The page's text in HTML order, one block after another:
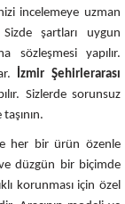
incelemeye uzman
şartları uygun
sözleşmesi yapılır.
İzmir Şehirlerarası
Sizlerde sorunsuz
her bir ürün özenle
düzgün bir biçimde
korunması için özel